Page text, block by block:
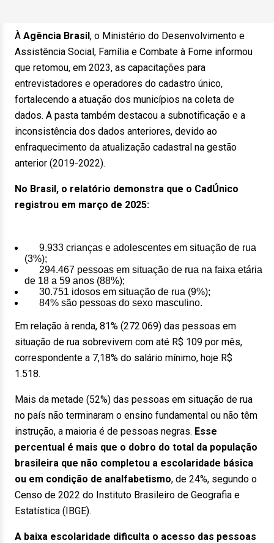
À Agência Brasil, o Ministério do Desenvolvimento e
Assistência Social, Família e Combate à Fome informou
que retomou, em 2023, as capacitações para
entrevistadores e operadores do cadastro único,
fortalecendo a atuação dos municípios na coleta de
dados. A pasta também destacou a subnotificação e a
inconsistência dos dados anteriores, devido ao
enfraquecimento da atualização cadastral na gestão
anterior (2019-2022).
No Brasil, o relatório demonstra que o CadÚnico
registrou em março de 2025:
9.933 crianças e adolescentes em situação de rua
(3%);
294.467 pessoas em situação de rua na faixa etária
de 18 a 59 anos (88%);
30.751 idosos em situação de rua (9%);
84% são pessoas do sexo masculino.
Em relação à renda, 81% (272.069) das pessoas em
situação de rua sobrevivem com até R$ 109 por mês,
correspondente a 7,18% do salário mínimo, hoje R$
1.518.
Mais da metade (52%) das pessoas em situação de rua
no país não terminaram o ensino fundamental ou não têm
instrução, a maioria é de pessoas negras. Esse
percentual é mais que o dobro do total da população
brasileira que não completou a escolaridade básica
ou em condição de analfabetismo, de 24%, segundo o
Censo de 2022 do Instituto Brasileiro de Geografia e
Estatística (IBGE).
A baixa escolaridade dificulta o acesso das pessoas